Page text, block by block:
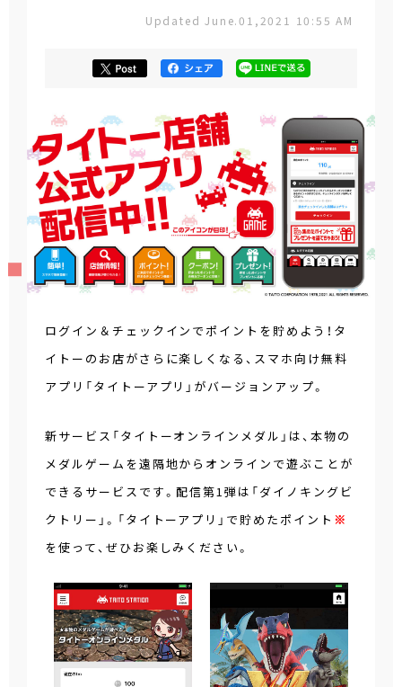
Updated June.01,2021 10:55 AM
ログイン＆チェックインでポイントを貯めよう！タ
イトーのお店がさらに楽しくなる、スマホ向け無料
アプリ「タイトーアプリ」がバージョンアップ。
新サービス「タイトーオンラインメダル」は、本物の
メダルゲームを遠隔地からオンラインで遊ぶことが
できるサービスです。配信第1弾は「ダイノキングビ
クトリー」。「タイトーアプリ」で貯めたポイント ※
を使って、ぜひお楽しみください。